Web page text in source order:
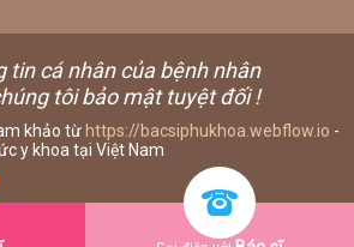
khảo từ https://bacsiphukhoa.webflow.io -
y khoa tại Việt Nam
tin cá nhân của bệnh nhân
tôi bảo mật tuyệt đối !